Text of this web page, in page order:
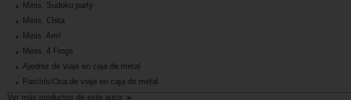
Minis. Sudoku party
Minis. Chita
Minis. Arrr!
Minis. 4 Frogs
Ajedrez de viaje en caja de metal
Parchís/Oca de viaje en caja de metal
Ver más productos de este autor